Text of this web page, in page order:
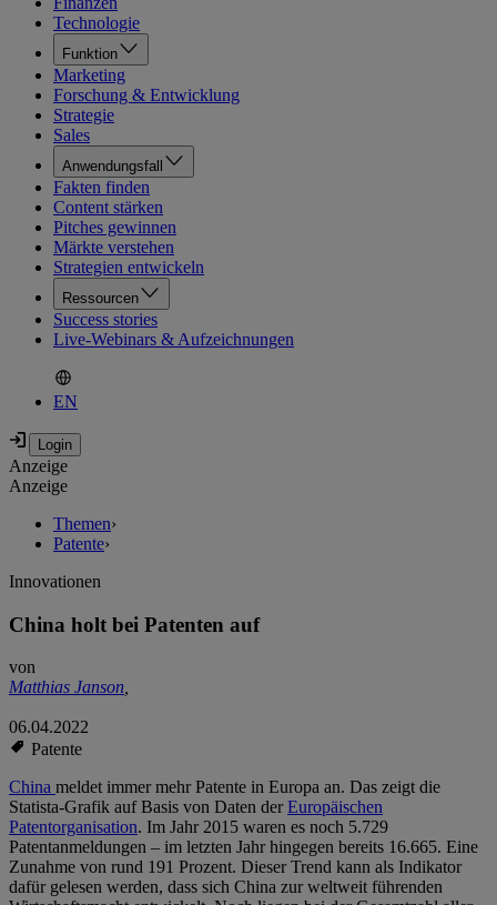
Technologie
Funktion
Marketing
Forschung & Entwicklung
Strategie
Sales
Anwendungsfall
Fakten finden
Content stärken
Pitches gewinnen
Märkte verstehen
Strategien entwickeln
Ressourcen
Success stories
Live-Webinars & Aufzeichnungen
EN
Anzeige
Anzeige
Themen›
Patente›
Innovationen
China holt bei Patenten auf
von
Matthias Janson,
06.04.2022
Patente
China meldet immer mehr Patente in Europa an. Das zeigt die
Statista-Grafik auf Basis von Daten derEuropäischen
Patentorganisation. Im Jahr 2015 waren es noch 5.729
Patentanmeldungen – im letzten Jahr hingegen bereits 16.665. Eine
Zunahme von rund 191 Prozent. Dieser Trend kann als Indikator
dafür gelesen werden, dass sich China zur weltweit führenden